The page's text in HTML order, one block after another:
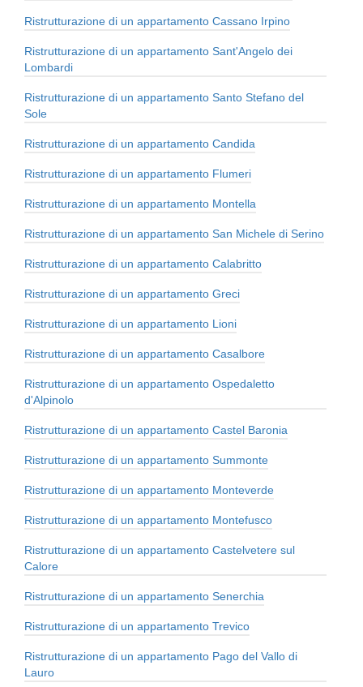
Ristrutturazione di un appartamento Cassano Irpino
Ristrutturazione di un appartamento Sant'Angelo dei
Lombardi
Ristrutturazione di un appartamento Santo Stefano del
Sole
Ristrutturazione di un appartamento Candida
Ristrutturazione di un appartamento Flumeri
Ristrutturazione di un appartamento Montella
Ristrutturazione di un appartamento San Michele di Serino
Ristrutturazione di un appartamento Calabritto
Ristrutturazione di un appartamento Greci
Ristrutturazione di un appartamento Lioni
Ristrutturazione di un appartamento Casalbore
Ristrutturazione di un appartamento Ospedaletto
d'Alpinolo
Ristrutturazione di un appartamento Castel Baronia
Ristrutturazione di un appartamento Summonte
Ristrutturazione di un appartamento Monteverde
Ristrutturazione di un appartamento Montefusco
Ristrutturazione di un appartamento Castelvetere sul
Calore
Ristrutturazione di un appartamento Senerchia
Ristrutturazione di un appartamento Trevico
Ristrutturazione di un appartamento Pago del Vallo di
Lauro